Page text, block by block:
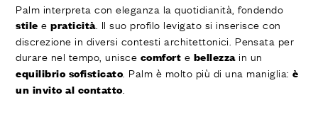
Palm interpreta con eleganza la quotidianità, fondendo
stilee praticità. Il suo profilo levigato si inserisce con
discrezione in diversi contesti architettonici. Pensata per
durare nel tempo, unisce comfort e bellezzain un
equilibrio sofisticato. Palm è molto più di una maniglia:è
un invito al contatto.